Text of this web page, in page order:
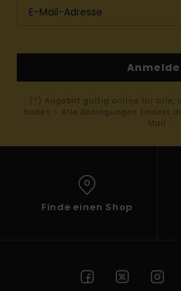
(*) Angebot gültig online für alle,
haben - Alle Bedingungen findest
Mail
Finde einen Shop